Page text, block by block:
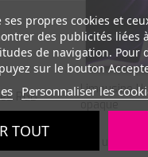
RGB
Limousine
un canapé, un lit,
ses propres cookies et
des publicités liées
de navigation. Pour
sur le bouton
Personnaliser les
TOUT